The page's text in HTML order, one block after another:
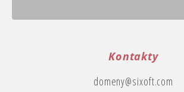
Kontakty
domeny@sixoft.com